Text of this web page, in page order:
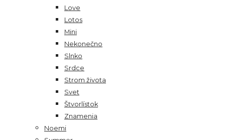
Love
Lotos
Mini
Nekonečno
Slnko
Srdce
Strom života
Svet
Štvorlístok
Znamenia
Noemi